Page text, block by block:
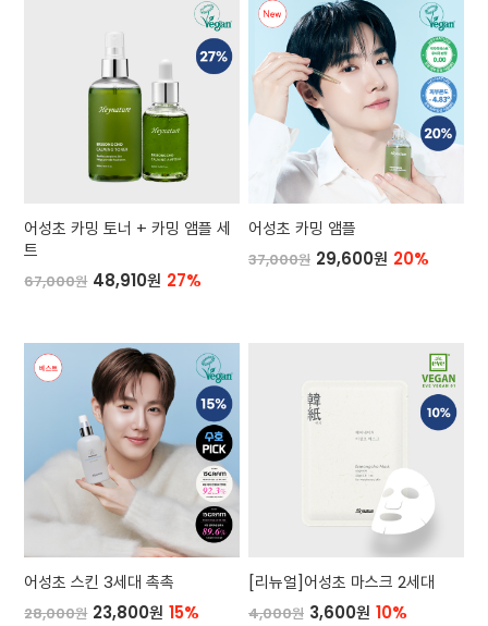
어성초 카밍 토너 + 카밍 앰플 세
트
67,000원 48,910원 27%
어성초 카밍 앰플
37,000원 29,600원 20%
어성초 스킨 3세대 촉촉
28,000원 23,800원 15%
[리뉴얼]어성초 마스크 2세대
4,000원 3,600원 10%